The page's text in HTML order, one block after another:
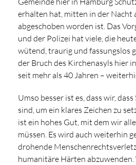
erhalten hat, mitten in der Nacht
abgeschoben worden ist. Das
und der Polizei hat viele, die
wütend, traurig und fassungslos
der Bruch des Kirchenasyls hier
seit mehr als 40 Jahren –
Umso besser ist es, dass wir,
sind, um ein klares Zeichen zu
ist ein hohes Gut, mit dem wir
müssen. Es wird auch weiterhin
drohende
humanitäre Härten abzuwenden.